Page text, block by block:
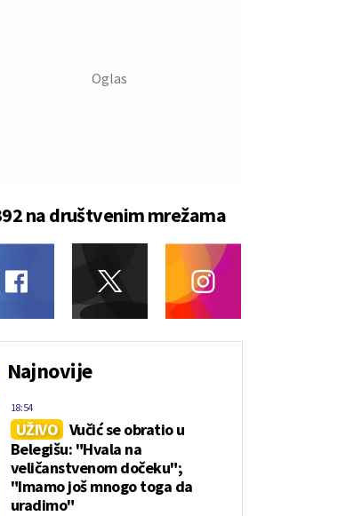
na društvenim mrežama
Najnovije
UŽIVO Vučić se obratio u
Belegišu: "Hvala na
veličanstvenom dočeku";
"Imamo još mnogo toga da
uradimo"
18:54